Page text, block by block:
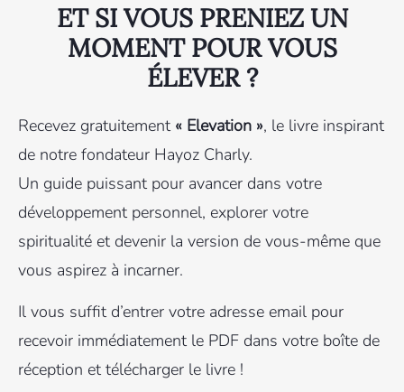
ET SI VOUS PRENIEZ UN
MOMENT POUR VOUS
ÉLEVER ?
Recevez gratuitement « Elevation », le livre inspirant
de notre fondateur Hayoz Charly.
Un guide puissant pour avancer dans votre
développement personnel, explorer votre
spiritualité et devenir la version de vous-même que
vous aspirez à incarner.
Il vous suffit d’entrer votre adresse email pour
recevoir immédiatement le PDF dans votre boîte de
réception et télécharger le livre !